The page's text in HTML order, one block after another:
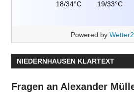
18/34°C 19/33°C
Powered by
NIEDERNHAUSEN KLARTEXT
Fragen an Alexander